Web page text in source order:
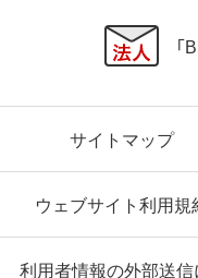
サイトマップ
ウェブサイト利用規
利用者情報の外部送信